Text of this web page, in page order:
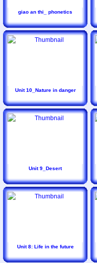
giao an thi_ phonetics
Unit 10_Nature in danger
Unit 9_Desert
Unit 8: Life in the future